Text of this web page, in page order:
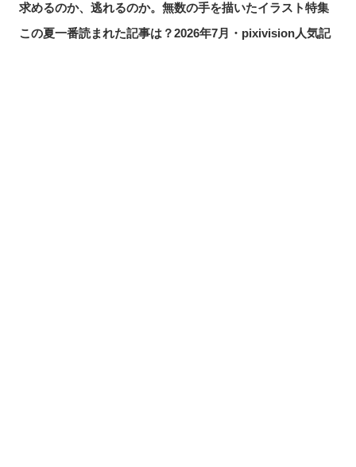
求めるのか、逃れるのか。無数の手を描いたイラスト特集
この夏一番読まれた記事は？2026年7月・pixivision人気記